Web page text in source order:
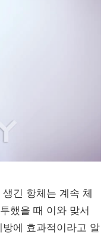
긴 항체는 계속 체
했을 때 이와 맞서
에 효과적이라고 알